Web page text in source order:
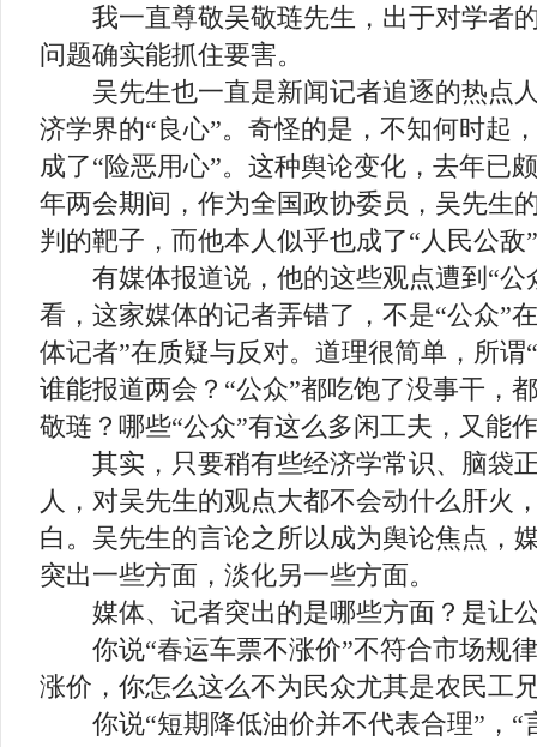
我一直尊敬吴敬琏先生，出于对学者
问题确实能抓住要害。
吴先生也一直是新闻记者追逐的热点
济学界的“良心”。奇怪的是，不知何时起
成了“险恶用心”。这种舆论变化，去年已
年两会期间，作为全国政协委员，吴先生
判的靶子，而他本人似乎也成了“人民公敌
有媒体报道说，他的这些观点遭到“公
看，这家媒体的记者弄错了，不是“公众”
体记者”在质疑与反对。道理很简单，所谓
谁能报道两会？“公众”都吃饱了没事干，
敬琏？哪些“公众”有这么多闲工夫，又能
其实，只要稍有些经济学常识、脑袋
人，对吴先生的观点大都不会动什么肝火
白。吴先生的言论之所以成为舆论焦点
突出一些方面，淡化另一些方面。
媒体、记者突出的是哪些方面？是让
你说“春运车票不涨价”不符合市场规律
涨价，你怎么这么不为民众尤其是农民工
你说“短期降低油价并不代表合理”，“